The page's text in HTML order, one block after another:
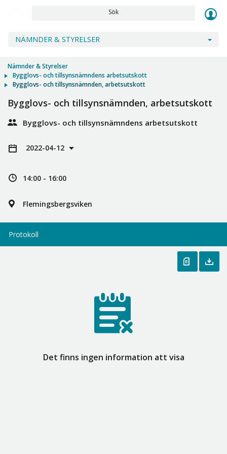
Sök
NÄMNDER & STYRELSER
Nämnder & Styrelser
Bygglovs- och tillsynsnämndens arbetsutskott
Bygglovs- och tillsynsnämnden, arbetsutskott
Bygglovs- och tillsynsnämnden, arbetsutskott
Bygglovs- och tillsynsnämndens arbetsutskott
2022-04-12
14:00 - 16:00
Flemingsbergsviken
Protokoll
Det finns ingen information att visa